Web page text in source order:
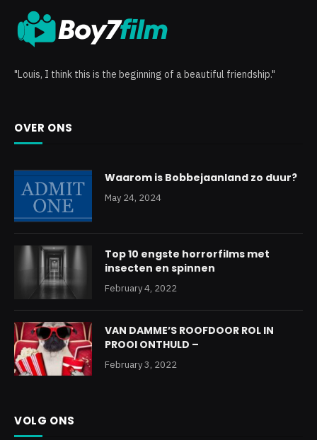
"Louis, I think this is the beginning of a beautiful friendship."
OVER ONS
Waarom is Bobbejaanland zo duur?
May 24, 2024
Top 10 engste horrorfilms met
insecten en spinnen
February 4, 2022
VAN DAMME’S ROOFDOOR ROL IN
PROOI ONTHULD –
February 3, 2022
VOLG ONS